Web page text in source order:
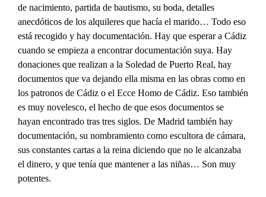
de nacimiento, partida de bautismo, su boda, detalles
anecdóticos de los alquileres que hacía el marido… Todo eso
está recogido y hay documentación. Hay que esperar a Cádiz
cuando se empieza a encontrar documentación suya. Hay
donaciones que realizan a la Soledad de Puerto Real, hay
documentos que va dejando ella misma en las obras como en
los patronos de Cádiz o el Ecce Homo de Cádiz. Eso también
es muy novelesco, el hecho de que esos documentos se
hayan encontrado tras tres siglos. De Madrid también hay
documentación, su nombramiento como escultora de cámara,
sus constantes cartas a la reina diciendo que no le alcanzaba
el dinero, y que tenía que mantener a las niñas… Son muy
potentes.